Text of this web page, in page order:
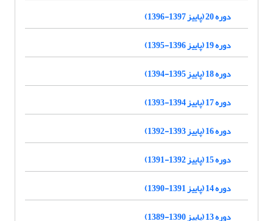
دوره 20 (پاییز 1397-1396)
دوره 19 (پاییز 1396-1395)
دوره 18 (پاییز 1395-1394)
دوره 17 (پاییز 1394-1393)
دوره 16 (پاییز 1393-1392)
دوره 15 (پاییز 1392-1391)
دوره 14 (پاییز 1391-1390)
دوره 13 (پاییز 1390-1389)